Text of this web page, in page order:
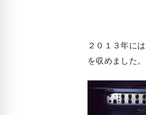
２０１３年に
を収めました。